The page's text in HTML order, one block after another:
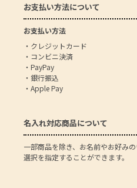
お支払い方法について
お支払い方法
・クレジットカード
・コンビニ決済
・PayPay
・銀行振込
・Apple Pay
名入れ対応商品について
一部商品を除き、お名前やお好み
選択を指定することができます。